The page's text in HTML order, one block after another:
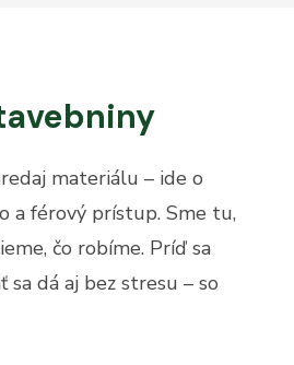
materiálu – ide o
a férový prístup. Sme tu,
čo robíme. Príď sa
sa dá aj bez stresu – so